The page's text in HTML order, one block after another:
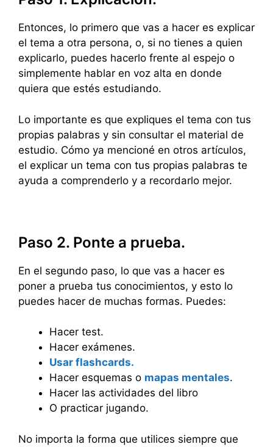
Entonces, lo primero que vas a hacer es explicar
el tema a otra persona, o, si no tienes a quien
explicarlo, puedes hacerlo frente al espejo o
simplemente hablar en voz alta en donde
quiera que estés estudiando.
Lo importante es que expliques el tema con tus
propias palabras y sin consultar el material de
estudio. Cómo ya mencioné en otros artículos,
el explicar un tema con tus propias palabras te
ayuda a comprenderlo y a recordarlo mejor.
Paso 2. Ponte a prueba.
En el segundo paso, lo que vas a hacer es
poner a prueba tus conocimientos, y esto lo
puedes hacer de muchas formas. Puedes:
Hacer test.
Hacer exámenes.
Usar flashcards.
Hacer esquemas o mapas mentales.
Hacer las actividades del libro
O practicar jugando.
No importa la forma que utilices siempre que